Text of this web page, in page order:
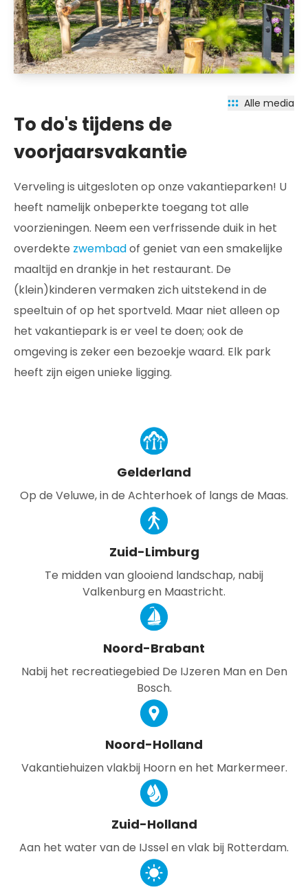
Alle media
To do's tijdens de
voorjaarsvakantie
Verveling is uitgesloten op onze vakantieparken! U
heeft namelijk onbeperkte toegang tot alle
voorzieningen. Neem een verfrissende duik in het
overdekte zwembadof geniet van een smakelijke
maaltijd en drankje in het restaurant. De
(klein)kinderen vermaken zich uitstekend in de
speeltuin of op het sportveld. Maar niet alleen op
het vakantiepark is er veel te doen; ook de
omgeving is zeker een bezoekje waard. Elk park
heeft zijn eigen unieke ligging.
Gelderland
Op de Veluwe, in de Achterhoek of langs de Maas.
Zuid-Limburg
Te midden van glooiend landschap, nabij
Valkenburg en Maastricht.
Noord-Brabant
Nabij het recreatiegebied De IJzeren Man en Den
Bosch.
Noord-Holland
Vakantiehuizen vlakbij Hoorn en het Markermeer.
Zuid-Holland
Aan het water van de IJssel en vlak bij Rotterdam.